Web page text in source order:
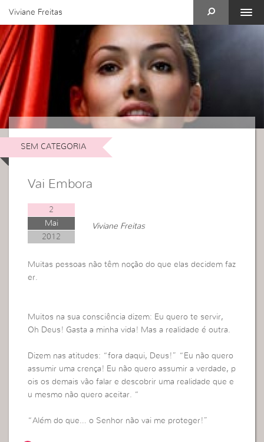
Viviane Freitas
SEM CATEGORIA
Vai Embora
2
Mai
2012
Viviane Freitas
Muitas pessoas não têm noção do que elas decidem faz
er.
Muitos na sua consciência dizem: Eu quero te servir,
Oh Deus! Gasta a minha vida! Mas a realidade é outra.
Dizem nas atitudes: “fora daqui, Deus!” “Eu não quero
assumir uma crença! Eu não quero assumir a verdade, p
ois os demais vão falar e descobrir uma realidade que e
u mesmo não quero aceitar. “
“Além do que… o Senhor não vai me proteger!”